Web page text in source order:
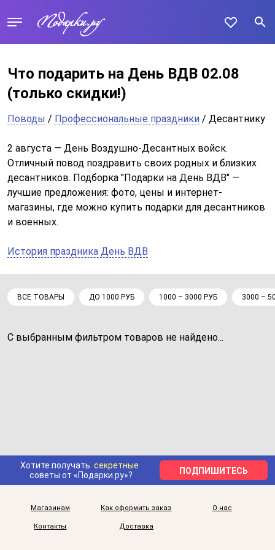
Что подарить на День ВДВ 02.08
(только скидки!)
Поводы / Профессиональные праздники / Десантнику
2 августа — День Воздушно-Десантных войск.
Отличный повод поздравить своих родных и близких
десантников. Подборка "Подарки на День ВДВ" —
лучшие предложения: фото, цены и интернет-
магазины, где можно купить подарки для десантников
и военных.
История праздника День ВДВ
ВСЕ ТОВАРЫ ДО 1000 РУБ 1000 – 3000 РУБ 3000 –
С выбранным фильтром товаров не найдено...
Хотите получать секретные
советы от «Подарки.ру»?
ПОДПИШИТЕСЬ
Магазинам Как оформить заказ О нас
Контакты Доставка